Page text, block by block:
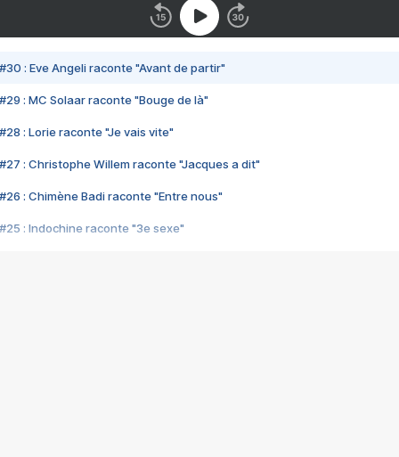
#30 : Eve Angeli raconte "Avant de partir"
#29 : MC Solaar raconte "Bouge de là"
#28 : Lorie raconte "Je vais vite"
#27 : Christophe Willem raconte "Jacques a dit"
#26 : Chimène Badi raconte "Entre nous"
#25 : Indochine raconte "3e sexe"